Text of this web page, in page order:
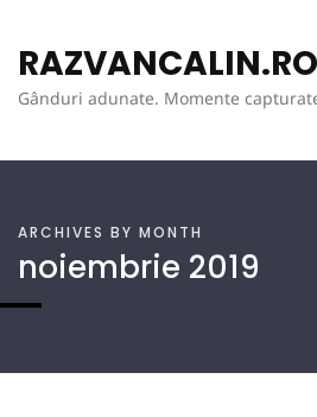
RAZVANCALIN.RO
Gânduri adunate. Momente
ARCHIVES BY MONTH
noiembrie 2019